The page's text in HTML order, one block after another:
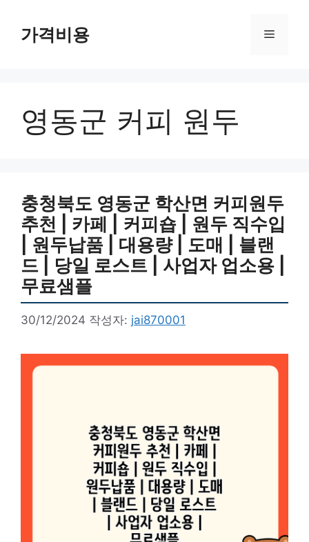
가격비용 메
영동군 커피 원두
충청북도 영동군 학산면 커피원두
추천 | 카페 | 커피숍 | 원두 직수입
| 원두납품 | 대용량 | 도매 | 블랜
드 | 당일 로스트 | 사업자 업소용 |
무료샘플
30/12/2024 작성자: jai870001